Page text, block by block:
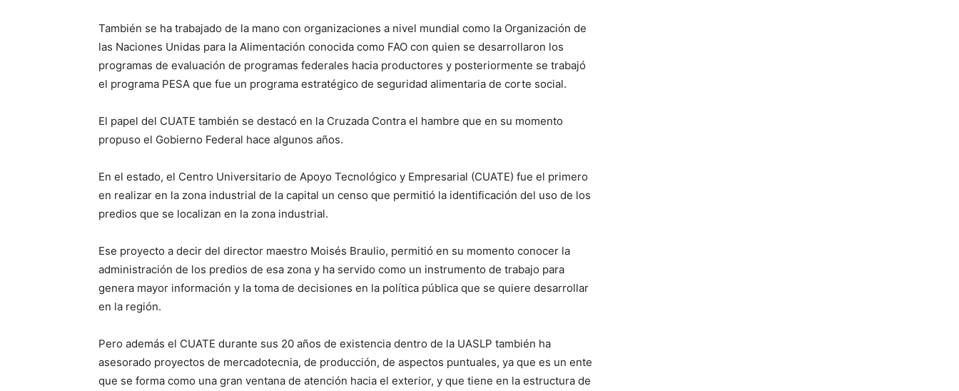
También se ha trabajado de la mano con organizaciones a nivel mundial como la Organización de
las Naciones Unidas para la Alimentación conocida como FAO con quien se desarrollaron los
programas de evaluación de programas federales hacia productores y posteriormente se trabajó
el programa PESA que fue un programa estratégico de seguridad alimentaria de corte social.
El papel del CUATE también se destacó en la Cruzada Contra el hambre que en su momento
propuso el Gobierno Federal hace algunos años.
En el estado, el Centro Universitario de Apoyo Tecnológico y Empresarial (CUATE) fue el primero
en realizar en la zona industrial de la capital un censo que permitió la identificación del uso de los
predios que se localizan en la zona industrial.
Ese proyecto a decir del director maestro Moisés Braulio, permitió en su momento conocer la
administración de los predios de esa zona y ha servido como un instrumento de trabajo para
genera mayor información y la toma de decisiones en la política pública que se quiere desarrollar
en la región.
Pero además el CUATE durante sus 20 años de existencia dentro de la UASLP también ha
asesorado proyectos de mercadotecnia, de producción, de aspectos puntuales, ya que es un ente
que se forma como una gran ventana de atención hacia el exterior, y que tiene en la estructura de